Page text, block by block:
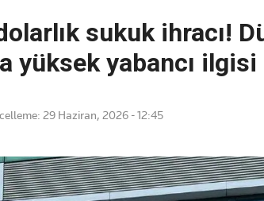
sukuk ihracı!
yüksek yabancı ilgisi
29 Haziran, 2026 - 12:45